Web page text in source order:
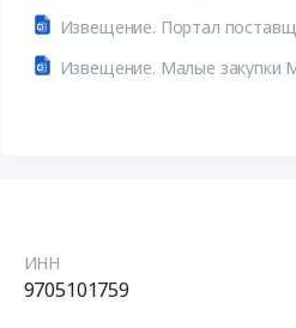
Извещение. Портал
Извещение. Малые закупки
ИНН
9705101759